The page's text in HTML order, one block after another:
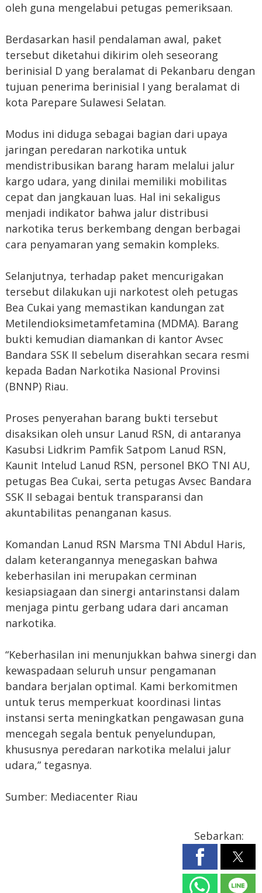
oleh guna mengelabui petugas pemeriksaan.
Berdasarkan hasil pendalaman awal, paket
tersebut diketahui dikirim oleh seseorang
berinisial D yang beralamat di Pekanbaru dengan
tujuan penerima berinisial I yang beralamat di
kota Parepare Sulawesi Selatan.
Modus ini diduga sebagai bagian dari upaya
jaringan peredaran narkotika untuk
mendistribusikan barang haram melalui jalur
kargo udara, yang dinilai memiliki mobilitas
cepat dan jangkauan luas. Hal ini sekaligus
menjadi indikator bahwa jalur distribusi
narkotika terus berkembang dengan berbagai
cara penyamaran yang semakin kompleks.
Selanjutnya, terhadap paket mencurigakan
tersebut dilakukan uji narkotest oleh petugas
Bea Cukai yang memastikan kandungan zat
Metilendioksimetamfetamina (MDMA). Barang
bukti kemudian diamankan di kantor Avsec
Bandara SSK II sebelum diserahkan secara resmi
kepada Badan Narkotika Nasional Provinsi
(BNNP) Riau.
Proses penyerahan barang bukti tersebut
disaksikan oleh unsur Lanud RSN, di antaranya
Kasubsi Lidkrim Pamfik Satpom Lanud RSN,
Kaunit Intelud Lanud RSN, personel BKO TNI AU,
petugas Bea Cukai, serta petugas Avsec Bandara
SSK II sebagai bentuk transparansi dan
akuntabilitas penanganan kasus.
Komandan Lanud RSN Marsma TNI Abdul Haris,
dalam keterangannya menegaskan bahwa
keberhasilan ini merupakan cerminan
kesiapsiagaan dan sinergi antarinstansi dalam
menjaga pintu gerbang udara dari ancaman
narkotika.
“Keberhasilan ini menunjukkan bahwa sinergi dan
kewaspadaan seluruh unsur pengamanan
bandara berjalan optimal. Kami berkomitmen
untuk terus memperkuat koordinasi lintas
instansi serta meningkatkan pengawasan guna
mencegah segala bentuk penyelundupan,
khususnya peredaran narkotika melalui jalur
udara,” tegasnya.
Sumber: Mediacenter Riau
Sebarkan: